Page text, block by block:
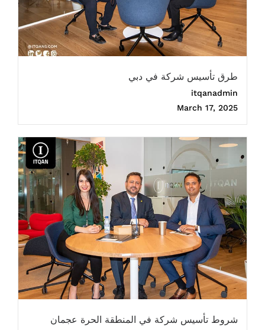
طرق تأسيس شركة في دبي
itqanadmin
March 17, 2025
شروط تأسيس شركة في المنطقة الحرة عجمان